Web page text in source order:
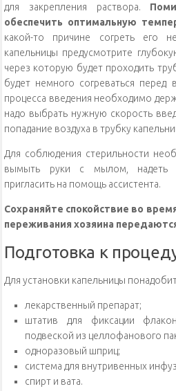
для закрепления раствора.
обеспечить оптимальную
какой-то причине согреть его
капельницы предусмотрите
через которую будет проходить
будет немного согреваться
процесса введения необходимо
надо выбрать нужную скорость
попадание воздуха в трубку
Для соблюдения стерильности
вымыть руки с мылом, надеть
пригласить на помощь ассистента.
Сохраняйте спокойствие во
переживания хозяина
Подготовка к
Для установки капельницы
лекарственный препарат;
штатив для фиксации
подвеской из целлофанового
одноразовый шприц;
система для внутривенных
спирт и вата.